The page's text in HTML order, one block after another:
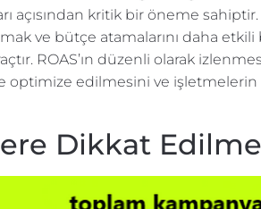
açısından kritik bir öneme
ve bütçe atamalarını daha
ROAS’ın düzenli olarak
optimize edilmesini ve işletmelerin
Dikkat